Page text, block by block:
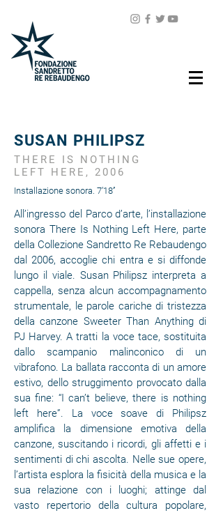
SUSAN PHILIPSZ
THERE IS NOTHING
LEFT HERE, 2006
Installazione sonora. 7’18’’
All’ingresso del Parco d’arte, l’installazione
sonora There Is Nothing Left Here, parte
della Collezione Sandretto Re Rebaudengo
dal 2006, accoglie chi entra e si diffonde
lungo il viale. Susan Philipsz interpreta a
cappella, senza alcun accompagnamento
strumentale, le parole cariche di tristezza
della canzone Sweeter Than Anything di
PJ Harvey. A tratti la voce tace, sostituita
dallo scampanio malinconico di un
vibrafono. La ballata racconta di un amore
estivo, dello struggimento provocato dalla
sua fine: “I can’t believe, there is nothing
left here”. La voce soave di Philipsz
amplifica la dimensione emotiva della
canzone, suscitando i ricordi, gli affetti e i
sentimenti di chi ascolta. Nelle sue opere,
l’artista esplora la fisicità della musica e la
sua relazione con i luoghi; attinge dal
vasto repertorio della cultura popolare,